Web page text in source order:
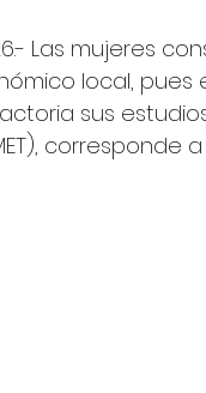
Las mujeres
local, pues
sus
corresponde